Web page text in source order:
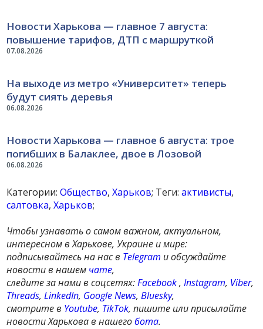
07.08.2026
Новости Харькова — главное 7 августа:
повышение тарифов, ДТП с маршруткой
06.08.2026
На выходе из метро «Университет» теперь
будут сиять деревья
06.08.2026
Новости Харькова — главное 6 августа: трое
погибших в Балаклее, двое в Лозовой
Категории:Общество,Харьков; Теги:активисты,
салтовка,Харьков;
Чтобы узнавать о самом важном, актуальном,
интересном в Харькове, Украине и мире:
подписывайтесь на нас в Telegram и обсуждайте
новости в нашем чате,
следите за нами в соцсетях:Facebook,Instagram, Viber,
Threads,LinkedIn, Google News,Bluesky,
смотрите в Youtube, TikTok, пишите или присылайте
новости Харькова в нашегобота.